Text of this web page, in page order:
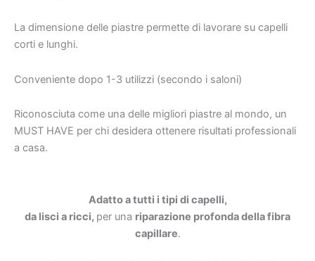
La dimensione delle piastre permette di lavorare su capelli
corti e lunghi.
Conveniente dopo 1-3 utilizzi (secondo i saloni)
Riconosciuta come una delle migliori piastre al mondo, un
MUST HAVE per chi desidera ottenere risultati professionali
a casa.
Adatto a tutti i tipi di capelli,
da lisci a ricci, per una riparazione profonda della fibra
capillare.